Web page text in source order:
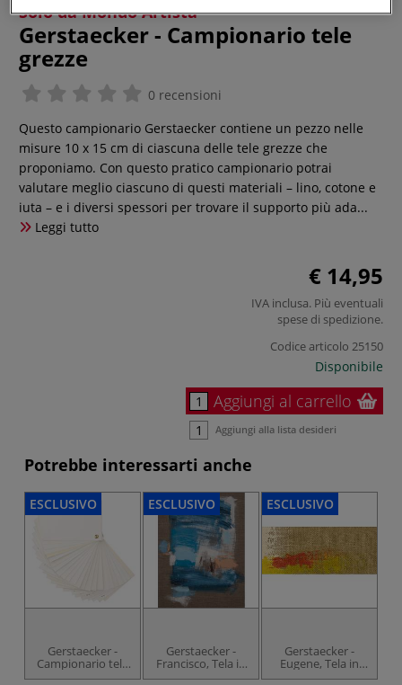
Solo da Mondo Artista
Gerstaecker - Campionario tele
grezze
0 recensioni
Questo campionario Gerstaecker contiene un pezzo nelle
misure 10 x 15 cm di ciascuna delle tele grezze che
proponiamo. Con questo pratico campionario potrai
valutare meglio ciascuno di questi materiali – lino, cotone e
iuta – e i diversi spessori per trovare il supporto più ada...
Leggi tutto
€ 14,95
IVA inclusa. Più eventuali
spese di spedizione.
Codice articolo 25150
Disponibile
Aggiungi al carrello
Aggiungi alla lista desideri
Potrebbe interessarti anche
ESCLUSIVO
Gerstaecker -
Campionario tele
preparate
ESCLUSIVO
Gerstaecker -
Francisco, Tela in
lino non
ESCLUSIVO
Gerstaecker -
Eugene, Tela in
lino non